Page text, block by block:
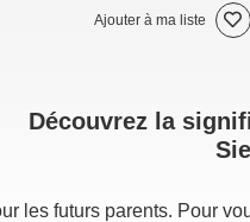
Ajouter à ma liste
Découvrez la
les futurs parents. Pour